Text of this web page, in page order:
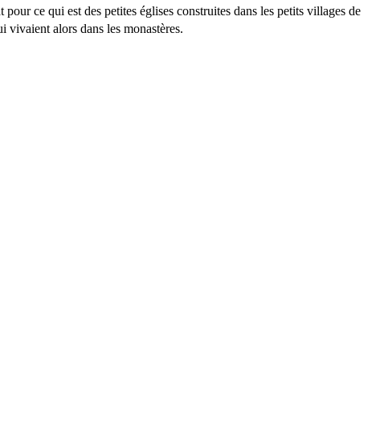
ce qui est des petites églises construites dans les petits villages de
vivaient alors dans les monastères.